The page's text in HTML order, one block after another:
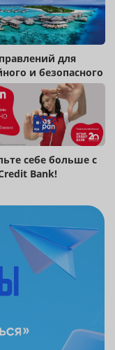
для
и безопасного
!
себе больше с
Bank!